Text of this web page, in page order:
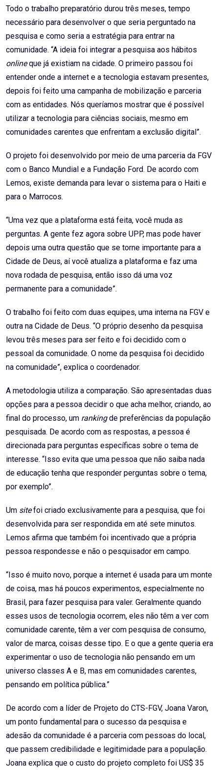
Todo o trabalho preparatório durou três meses, tempo
necessário para desenvolver o que seria perguntado na
pesquisa e como seria a estratégia para entrar na
comunidade. “A ideia foi integrar a pesquisa aos hábitos
onlineque já existiam na cidade. O primeiro passou foi
entender onde a internet e a tecnologia estavam presentes,
depois foi feito uma campanha de mobilização e parceria
com as entidades. Nós queríamos mostrar que é possível
utilizar a tecnologia para ciências sociais, mesmo em
comunidades carentes que enfrentam a exclusão digital”.
O projeto foi desenvolvido por meio de uma parceria da FGV
com o Banco Mundial e a Fundação Ford. De acordo com
Lemos, existe demanda para levar o sistema para o Haiti e
para o Marrocos.
“Uma vez que a plataforma está feita, você muda as
perguntas. A gente fez agora sobre UPP, mas pode haver
depois uma outra questão que se torne importante para a
Cidade de Deus, aí você atualiza a plataforma e faz uma
nova rodada de pesquisa, então isso dá uma voz
permanente para a comunidade”.
O trabalho foi feito com duas equipes, uma interna na FGV e
outra na Cidade de Deus. “O próprio desenho da pesquisa
levou três meses para ser feito e foi decidido com o
pessoal da comunidade. O nome da pesquisa foi decidido
na comunidade”, explica o coordenador.
A metodologia utiliza a comparação. São apresentadas duas
opções para a pessoa decidir o que acha melhor, criando, ao
final do processo, um rankingde preferências da população
pesquisada. De acordo com as respostas, a pessoa é
direcionada para perguntas específicas sobre o tema de
interesse. “Isso evita que uma pessoa que não saiba nada
de educação tenha que responder perguntas sobre o tema,
por exemplo”.
Um sitefoi criado exclusivamente para a pesquisa, que foi
desenvolvida para ser respondida em até sete minutos.
Lemos afirma que também foi incentivado que a própria
pessoa respondesse e não o pesquisador em campo.
“Isso é muito novo, porque a internet é usada para um monte
de coisa, mas há poucos experimentos, especialmente no
Brasil, para fazer pesquisa para valer. Geralmente quando
esses usos de tecnologia ocorrem, eles não têm a ver com
comunidade carente, têm a ver com pesquisa de consumo,
valor de marca, coisas desse tipo. E o que a gente queria era
experimentar o uso de tecnologia não pensando em um
universo classes A e B, mas em comunidades carentes,
pensando em política pública.”
De acordo com a líder de Projeto do CTS-FGV, Joana Varon,
um ponto fundamental para o sucesso da pesquisa e
adesão da comunidade é a parceria com pessoas do local,
que passem credibilidade e legitimidade para a população.
Joana explica que o custo do projeto completo foi US$ 35